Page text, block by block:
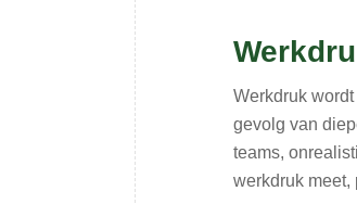
Werkdruk
gevolg van
teams,
werkdruk meet,